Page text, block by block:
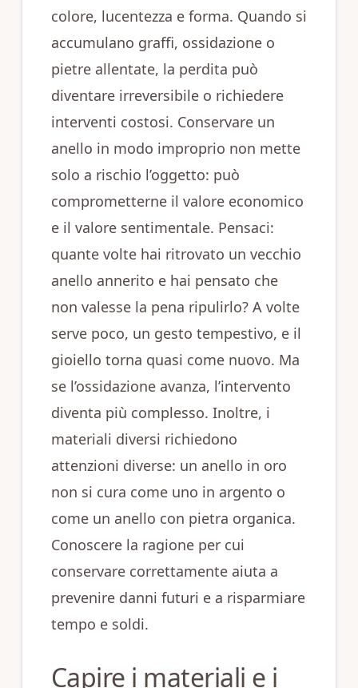
colore, lucentezza e forma. Quando si
accumulano graffi, ossidazione o
pietre allentate, la perdita può
diventare irreversibile o richiedere
interventi costosi. Conservare un
anello in modo improprio non mette
solo a rischio l’oggetto: può
comprometterne il valore economico
e il valore sentimentale. Pensaci:
quante volte hai ritrovato un vecchio
anello annerito e hai pensato che
non valesse la pena ripulirlo? A volte
serve poco, un gesto tempestivo, e il
gioiello torna quasi come nuovo. Ma
se l’ossidazione avanza, l’intervento
diventa più complesso. Inoltre, i
materiali diversi richiedono
attenzioni diverse: un anello in oro
non si cura come uno in argento o
come un anello con pietra organica.
Conoscere la ragione per cui
conservare correttamente aiuta a
prevenire danni futuri e a risparmiare
tempo e soldi.
Capire i materiali e i